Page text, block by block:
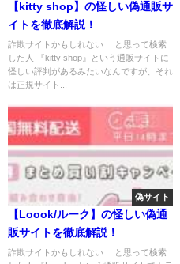
【kitty shop】の怪しい偽通販サ
イトを徹底解説！
詐欺サイトかもしれない… と思って検索
した人 『kitty shop』という通販サイトに
怪しい評判があるみたいなんですが、それ
は正規サイト...
偽サイト
【Loook/ルーク】の怪しい偽通
販サイトを徹底解説！
詐欺サイトかもしれない… と思って検索